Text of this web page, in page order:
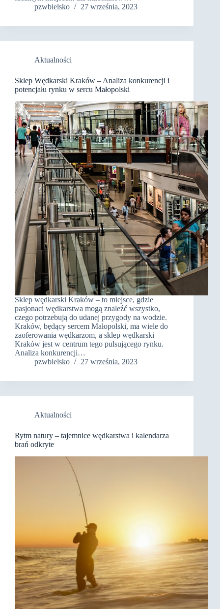
pzwbielsko
27 września, 2023
Aktualności
Sklep Wędkarski Kraków – Analiza konkurencji i
potencjału rynku w sercu Małopolski
Sklep wędkarski Kraków – to miejsce, gdzie
pasjonaci wędkarstwa mogą znaleźć wszystko,
czego potrzebują do udanej przygody na wodzie.
Kraków, będący sercem Małopolski, ma wiele do
zaoferowania wędkarzom, a sklep wędkarski
Kraków jest w centrum tego pulsującego rynku.
Analiza konkurencji…
pzwbielsko
27 września, 2023
Aktualności
Rytm natury – tajemnice wędkarstwa i kalendarza
brań odkryte